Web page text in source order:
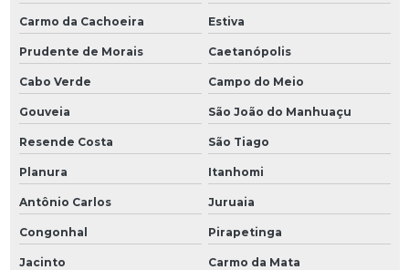
Carmo da Cachoeira Estiva
Prudente de Morais Caetanópolis
Cabo Verde Campo do Meio
Gouveia São João do Manhuaçu
Resende Costa São Tiago
Planura Itanhomi
Antônio Carlos Juruaia
Congonhal Pirapetinga
Jacinto Carmo da Mata